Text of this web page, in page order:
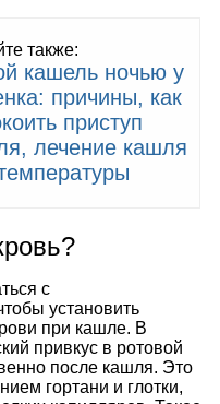
также:
кашель ночью у
причины, как
приступ
лечение кашля
с
установить
при кашле. В
привкус в ротовой
после кашля. Это
гортани и глотки,